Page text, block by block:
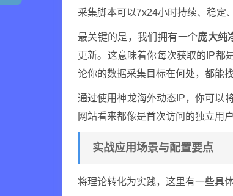
采集脚本可以7x24小时持续、稳定
最关键的是，我们拥有一个庞大纯
更新。这意味着你每次获取的IP都
论你的数据采集目标在何处，都能
通过使用神龙海外动态IP，你可以
网站看来都像是首次访问的独立用
实战应用场景与配置要点
将理论转化为实践，这里有一些具